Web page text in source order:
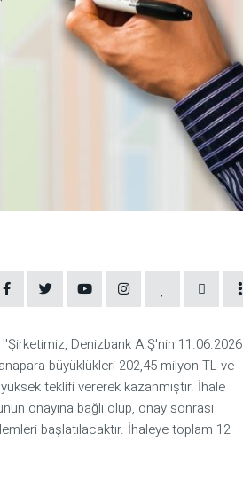
Denizbank A.Ş'nin 11.06.2026
büyüklükleri 202,45 milyon TL ve
teklifi vererek kazanmıştır. İhale
onayına bağlı olup, onay sonrası
başlatılacaktır. İhaleye toplam 12